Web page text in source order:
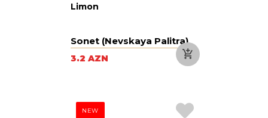
Limon
Sonet (Nevskaya Palitra)
3.2 AZN
NEW